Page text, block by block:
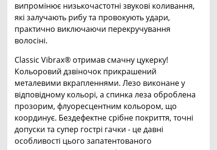
випромінює низькочастотні звукові коливання,
які залучають рибу та провокують удари,
практично виключаючи перекручування
волосіні.
Classic Vibrax® отримав смачну цукерку!
Кольоровий дзвіночок прикрашений
металевими вкрапленнями. Лезо виконане у
відповідному кольорі, а спинка леза оброблена
прозорим, флуоресцентним кольором, що
координує. Бездефектне срібне покриття, точні
допуски та супер гострі гачки - це давні
особливості цього запатентованого